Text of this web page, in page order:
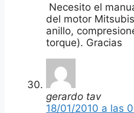
Necesito el
del motor
anillo,
torque). Gracias
gerardo tav
18/01/2010 a las